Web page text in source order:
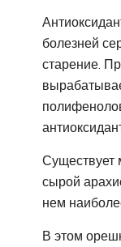
болезней
старение.
Существует
сырой
нем
В этом